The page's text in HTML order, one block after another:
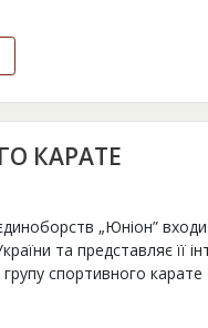
КАРАТЕ
„Юніон”
та представляє її
спортивного карате